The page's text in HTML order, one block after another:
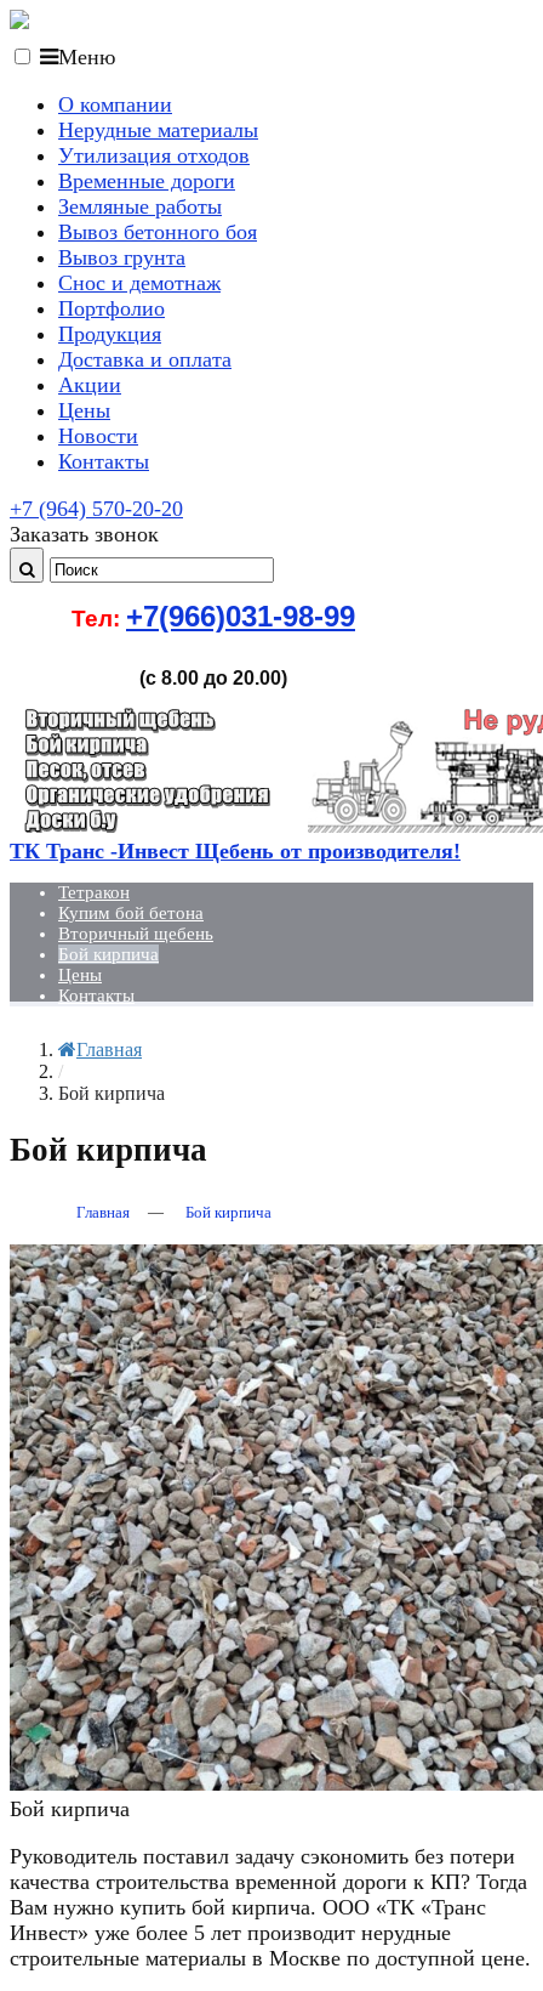
Меню
О компании
Нерудные материалы
Утилизация отходов
Временные дороги
Земляные работы
Вывоз бетонного боя
Вывоз грунта
Снос и демотнаж
Портфолио
Продукция
Доставка и оплата
Акции
Цены
Новости
Контакты
+7 (964) 570-20-20
Заказать звонок
Тел: +7(966)031-98-99
(с 8.00 до 20.00)
ТК Транс -Инвест Щебень от производителя!
Тетракон
Купим бой бетона
Вторичный щебень
Бой кирпича
Цены
Контакты
Главная
/
Бой кирпича
Бой кирпича
Главная — Бой кирпича
Бой кирпича
Руководитель поставил задачу сэкономить без потери
качества строительства временной дороги к КП? Тогда
Вам нужно купить бой кирпича. ООО «ТК «Транс
Инвест» уже более 5 лет производит нерудные
строительные материалы в Москве по доступной цене.